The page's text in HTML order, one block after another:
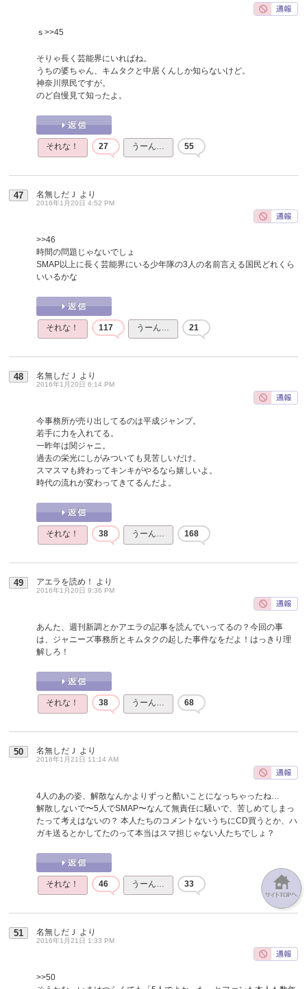
ｓ >>45
そりゃ長く芸能界にいればね。
うちの婆ちゃん、キムタクと中居くんしか知らないけど。
神奈川県民ですが。
のど自慢見て知ったよ。
それな！ 27 うーん… 55
47 名無しだＪ より
2016年1月20日 4:52 PM
>>46
時間の問題じゃないでしょ
SMAP以上に長く芸能界にいる少年隊の3人の名前言える国民どれくら
いいるかな
それな！ 117 うーん… 21
48 名無しだＪ より
2016年1月20日 6:14 PM
今事務所が売り出してるのは平成ジャンプ。
若手に力を入れてる。
一昨年は関ジャニ。
過去の栄光にしがみついても見苦しいだけ。
スマスマも終わってキンキがやるなら嬉しいよ。
時代の流れが変わってきてるんだよ。
それな！ 38 うーん… 168
49 アエラを読め！ より
2016年1月20日 9:36 PM
あんた、週刊新調とかアエラの記事を読んでいってるの？今回の事
は、ジャニーズ事務所とキムタクの起した事件なをだよ！はっきり理
解しろ！
それな！ 38 うーん… 68
50 名無しだＪ より
2016年1月21日 11:14 AM
4人のあの姿、解散なんかよりずっと酷いことになっちゃったね…
解散しないで〜5人でSMAP〜なんて無責任に騒いで、苦しめてしまっ
たって考えはないの？ 本人たちのコメントないうちにCD買うとか、ハ
ガキ送るとかしてたのって本当はスマ担じゃない人たちでしょ？
それな！ 46 うーん… 33
51 名無しだＪ より
2016年1月21日 1:33 PM
>>50